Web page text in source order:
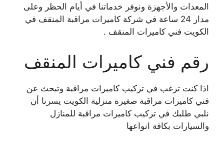
المعدات والأجهزة ونوفر خدماتنا في أيام الحظر وعلى
مدار 24 ساعة في شركة كاميرات مراقبة المنقف في
الكويت فني كاميرات المنقف .
رقم فني كاميرات المنقف
اذا كنت ترغب في تركيب كاميرات مراقبة وتبحث عن
فني كاميرات مراقبة صغيرة منزلية الكويت يسرنا أن
نلبي طلبك في تركيب كاميرات مراقبة للمنازل
والسيارات بكافة انواعها